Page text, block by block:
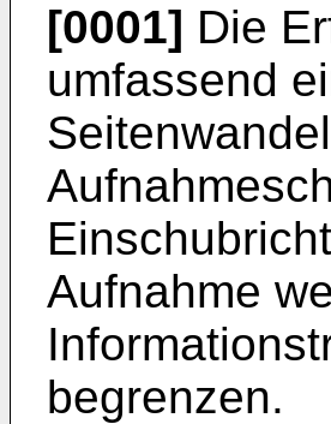
[0001] Die
umfassend
Aufnahme
begrenzen.